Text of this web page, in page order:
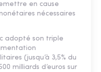
en cause
nécessaires
adopté son triple
(jusqu’à 3,5% du
milliards d’euros sur